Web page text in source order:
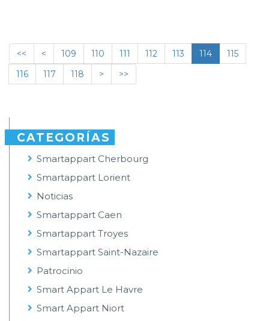
<< < 109 110 111 112 113 114
115
116
117 118 > >>
CATEGORÍAS
Smartappart Cherbourg
Smartappart Lorient
Noticias
Smartappart Caen
Smartappart Troyes
Smartappart Saint-Nazaire
Patrocinio
Smart Appart Le Havre
Smart Appart Niort